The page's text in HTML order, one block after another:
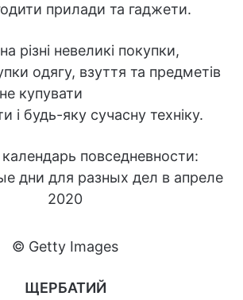
прилади та гаджети.
різні невеликі покупки,
одягу, взуття та предметів
купувати
і будь-яку сучасну техніку.
© Getty Images
ЩЕРБАТИЙ